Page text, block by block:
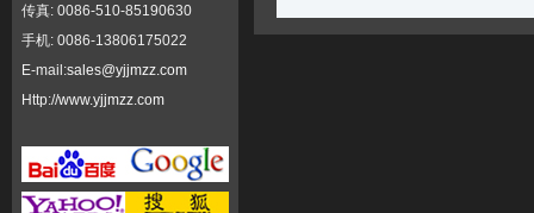
传真: 0086-510-85190630
手机: 0086-13806175022
E-mail:sales@yjjmzz.com
Http://www.yjjmzz.com